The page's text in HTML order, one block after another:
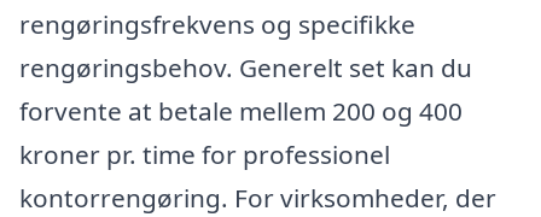
rengøringsfrekvens og specifikke
rengøringsbehov. Generelt set kan du
forvente at betale mellem 200 og 400
kroner pr. time for professionel
kontorrengøring. For virksomheder, der